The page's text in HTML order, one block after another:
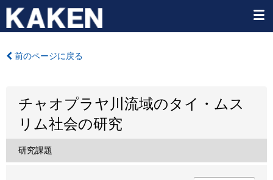
前のページに戻る
チャオプラヤ川流域のタイ・ムス
リム社会の研究
研究課題